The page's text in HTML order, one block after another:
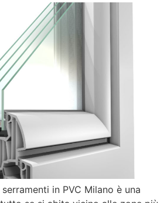
in PVC Milano è una